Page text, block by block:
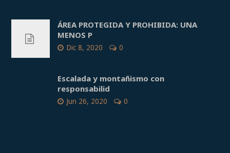
ÁREA PROTEGIDA Y PROHIBIDA: UNA
MENOS P
Dic 8, 2020 0
Escalada y montañismo con
responsabilid
Jun 26, 2020 0